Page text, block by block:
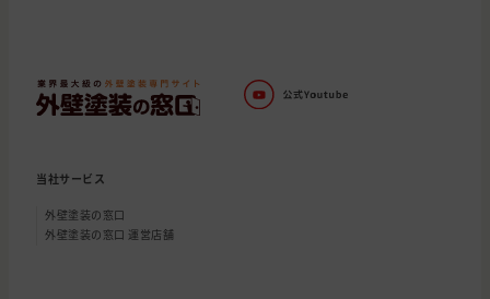
当社サービス
外壁塗装の窓口
外壁塗装の窓口 運営店舗